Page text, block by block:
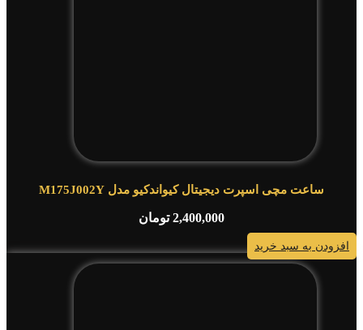
ساعت مچی اسپرت دیجیتال کیواندکیو مدل M175J002Y
2,400,000 تومان
افزودن به سبد خرید